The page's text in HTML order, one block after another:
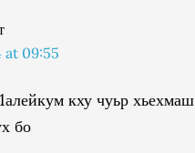
at 09:55
кху чуьр хьехмаш
бо